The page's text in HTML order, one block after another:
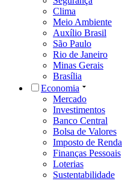
Clima
Meio Ambiente
Auxílio Brasil
São Paulo
Rio de Janeiro
Minas Gerais
Brasília
Economia
Mercado
Investimentos
Banco Central
Bolsa de Valores
Imposto de Renda
Finanças Pessoais
Loterias
Sustentabilidade